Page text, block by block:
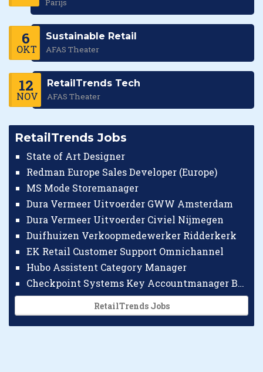
Parijs
6
OKT
Sustainable Retail
AFAS Theater
12
NOV
RetailTrends Tech
AFAS Theater
RetailTrends Jobs
State of Art Designer
Redman Europe Sales Developer (Europe)
MS Mode Storemanager
Dura Vermeer Uitvoerder GWW Amsterdam
Dura Vermeer Uitvoerder Civiel Nijmegen
Duifhuizen Verkoopmedewerker Ridderkerk
EK Retail Customer Support Omnichannel
Hubo Assistent Category Manager
Checkpoint Systems Key Accountmanager Benelux
RetailTrends Jobs